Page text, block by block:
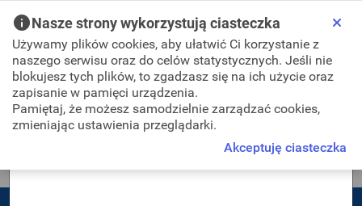
privacy-policy-title
Skip to Main Content
Logowanie
Zaloguj się w PZGiK
Nasze strony wykorzystują ciasteczka
Używamy plików cookies, aby ułatwić Ci korzystanie z
naszego serwisu oraz do celów statystycznych. Jeśli nie
blokujesz tych plików, to zgadzasz się na ich użycie oraz
zapisanie w pamięci urządzenia.
Pamiętaj, że możesz samodzielnie zarządzać cookies,
zmieniając ustawienia przeglądarki.
Akceptuję ciasteczka